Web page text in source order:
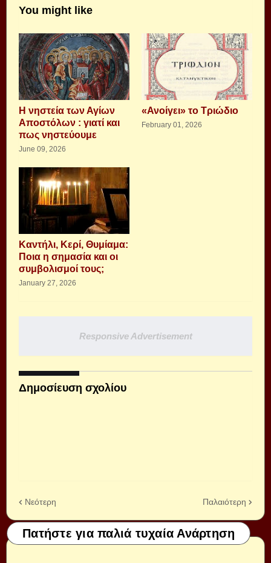
You might like
Η νηστεία των Αγίων
Αποστόλων : γιατί και
πως νηστεύουμε
June 09, 2026
«Ανοίγει» το Τριώδιο
February 01, 2026
Καντήλι, Κερί, Θυμίαμα:
Ποια η σημασία και οι
συμβολισμοί τους;
January 27, 2026
Responsive Advertisement
Δημοσίευση σχολίου
Νεότερη Παλαιότερη
Πατήστε για παλιά τυχαία Ανάρτηση